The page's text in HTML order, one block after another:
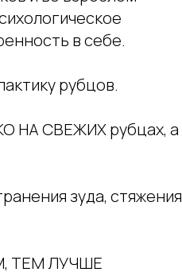
в себе.
рубцов.
НА СВЕЖИХ рубцах, а
зуда, стяжения
ТЕМ ЛУЧШЕ